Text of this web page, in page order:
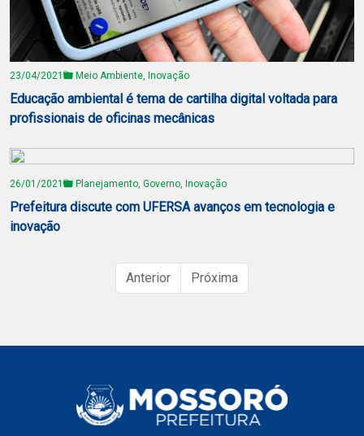
23/04/2021 Meio Ambiente, Inovação
Educação ambiental é tema de cartilha digital voltada para
profissionais de oficinas mecânicas
26/01/2021 Planejamento, Governo, Inovação
Prefeitura discute com UFERSA avanços em tecnologia e
inovação
Anterior Próxima